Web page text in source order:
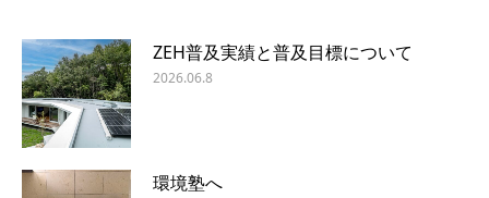
ZEH普及実績と普及目標について
2026.06.8
環境塾へ